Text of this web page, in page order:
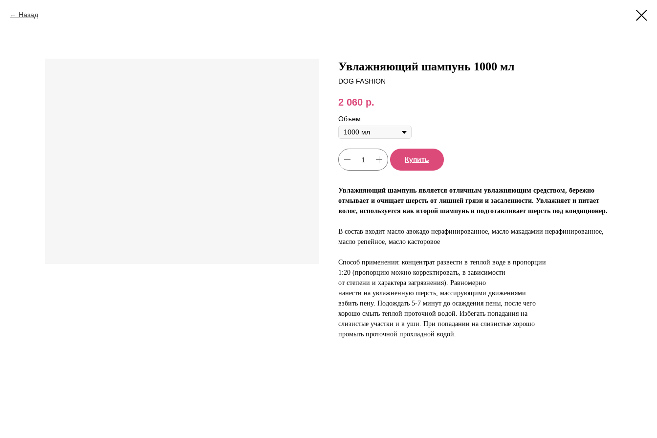
Назад
Увлажняющий шампунь 1000 мл
DOG FASHION
2 060 р.
Объем
Купить
Увлажняющий шампунь является отличным увлажняющим средством, бережно
отмывает и очищает шерсть от лишней грязи и засаленности. Увлажняет и питает
волос, используется как второй шампунь и подготавливает шерсть под кондиционер.
В состав входит масло авокадо нерафинированное, масло макадамии нерафинированное,
масло репейное, масло касторовое
Способ применения: концентрат развести в теплой воде в пропорции
1:20 (пропорцию можно корректировать, в зависимости
от степени и характера загрязнения). Равномерно
нанести на увлажненную шерсть, массирующими движениями
взбить пену. Подождать 5-7 минут до осаждения пены, после чего
хорошо смыть теплой проточной водой. Избегать попадания на
слизистые участки и в уши. При попадании на слизистые хорошо
промыть проточной прохладной водой.